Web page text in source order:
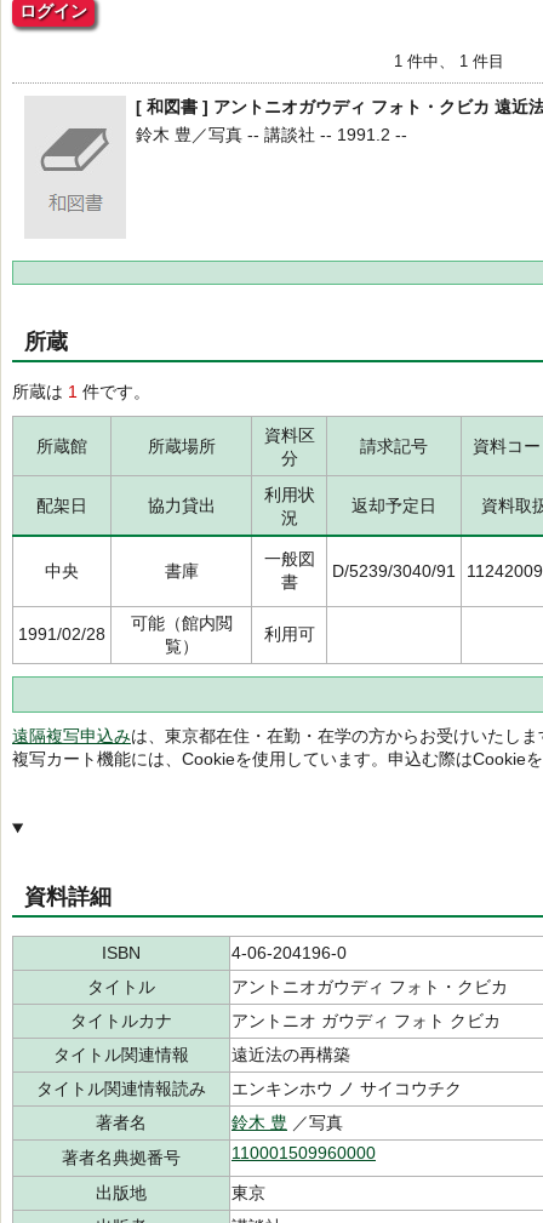
ログイン
1 件中、 1 件目
[ 和図書 ] アントニオガウディ フォト・クビカ 遠近
鈴木 豊／写真 -- 講談社 -- 1991.2 --
所蔵
所蔵は 1 件です。
所蔵館 所蔵場所
資料区
分
請求記号 資料コ
配架日 協力貸出
利用状
況
返却予定日 資料取
中央 書庫
一般図
書
D/5239/3040/91
1991/02/28
可能（館内閲
覧）
利用可
遠隔複写申込みは、東京都在住・在勤・在学の方からお受けいたしま
複写カート機能には、Cookieを使用しています。申込む際はCookie
資料詳細
ISBN
4-06-204196-0
タイトル
アントニオガウディ フォト・クビカ
タイトルカナ
アントニオ ガウディ フォト クビカ
タイトル関連情報
遠近法の再構築
タイトル関連情報読み
エンキンホウ ノ サイコウチク
著者名
鈴木 豊 ／写真
著者名典拠番号
110001509960000
出版地
東京